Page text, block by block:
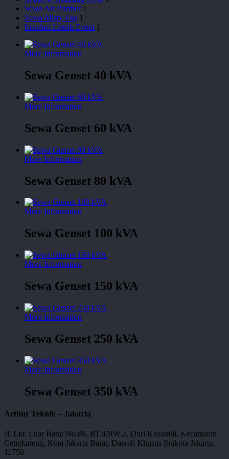
Sewa Air Purifier 1
Sewa Misty Fan 1
Instalasi Listrik Event 1
More Information
Sewa Genset 40 kVA
More Information
Sewa Genset 60 kVA
More Information
Sewa Genset 80 kVA
More Information
Sewa Genset 100 kVA
More Information
Sewa Genset 150 kVA
More Information
Sewa Genset 250 kVA
More Information
Sewa Genset 350 kVA
Arthur Teknik – Jakarta
Jl. Lkr. Luar Barat No.88, RT.4/RW.2, Duri Kosambi, Kecamatan
Cengkareng, Kota Jakarta Barat, Daerah Khusus Ibukota Jakarta,
11750